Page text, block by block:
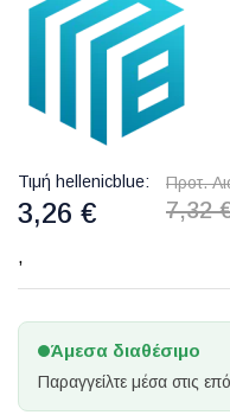
Τιμή hellenicblue
3,26 €
Προτ.
7,32
,
Άμεσα διαθέσιμο
Παραγγείλτε μέσα στις